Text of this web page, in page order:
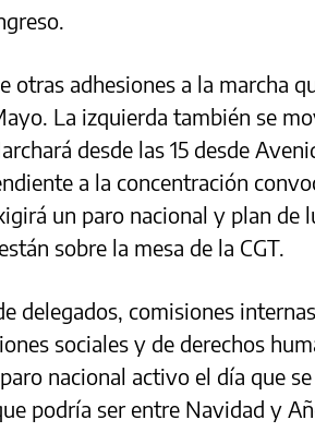
otras adhesiones a la marcha
La izquierda también se
desde las 15 desde
a la concentración
un paro nacional y plan de
sobre la mesa de la CGT.
delegados, comisiones
sociales y de derechos
nacional activo el día que
podría ser entre Navidad y